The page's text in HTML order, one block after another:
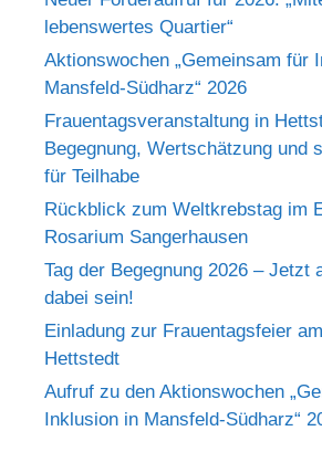
lebenswertes Quartier“
Aktionswochen „Gemeinsam für
Mansfeld-Südharz“ 2026
Frauentagsveranstaltung in
Begegnung, Wertschätzung und
für Teilhabe
Rückblick zum Weltkrebstag im
Rosarium Sangerhausen
Tag der Begegnung 2026 – Jetzt
dabei sein!
Einladung zur Frauentagsfeier
Hettstedt
Aufruf zu den Aktionswochen
Inklusion in Mansfeld-Südharz“